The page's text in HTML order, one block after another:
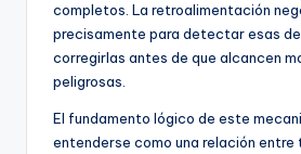
completos. La retroalimentación
precisamente para detectar esas
corregirlas antes de que alcancen
peligrosas.
El fundamento lógico de este
entenderse como una relación entre